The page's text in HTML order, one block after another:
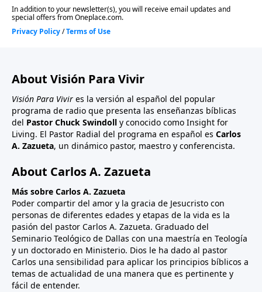
como seguidores de Jesucristo.
About Visión Para Vivir
Visión Para Vivir es la versión al español del popular
programa de radio que presenta las enseñanzas bíblicas
del Pastor Chuck Swindoll y conocido como Insight for
Living. El Pastor Radial del programa en español es Carlos
A. Zazueta, un dinámico pastor, maestro y conferencista.
About Carlos A. Zazueta
Más sobre Carlos A. Zazueta
Poder compartir del amor y la gracia de Jesucristo con
personas de diferentes edades y etapas de la vida es la
pasión del pastor Carlos A. Zazueta. Graduado del
Seminario Teológico de Dallas con una maestría en Teología
y un doctorado en Ministerio. Dios le ha dado al pastor
Carlos una sensibilidad para aplicar los principios bíblicos a
temas de actualidad de una manera que es pertinente y
fácil de entender.